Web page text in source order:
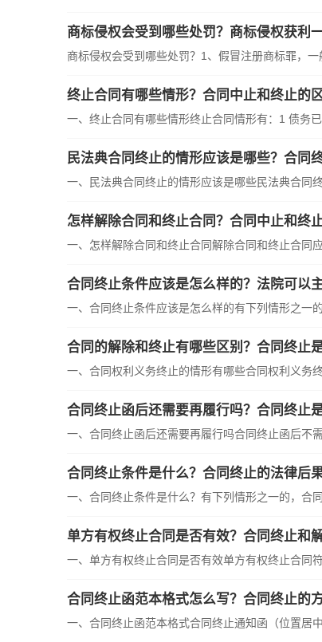
商标侵权会受到哪些处罚？商标侵权获利
商标侵权会受到哪些处罚？1、假冒注册商标罪，一
终止合同有哪些情形？合同中止和终止的
一、终止合同有哪些情形终止合同情形有：1 债务已
民法典合同终止的情形应该是哪些？合同
一、民法典合同终止的情形应该是哪些民法典合同
怎样解除合同和终止合同？合同中止和终
一、怎样解除合同和终止合同解除合同和终止合同
合同终止条件应该是怎么样的？法院可以
一、合同终止条件应该是怎么样的有下列情形之一
合同的解除和终止有哪些区别？合同终止
一、合同权利义务终止的情形有哪些合同权利义务
合同终止函后还需要再履行吗？合同终止
一、合同终止函后还需要再履行吗合同终止函后不
合同终止条件是什么？合同终止的法律后
一、合同终止条件是什么？有下列情形之一的，合
单方有权终止合同是否有效？合同终止和
一、单方有权终止合同是否有效单方有权终止合同
合同终止函范本格式怎么写？合同终止的
一、合同终止函范本格式合同终止通知函（位置居